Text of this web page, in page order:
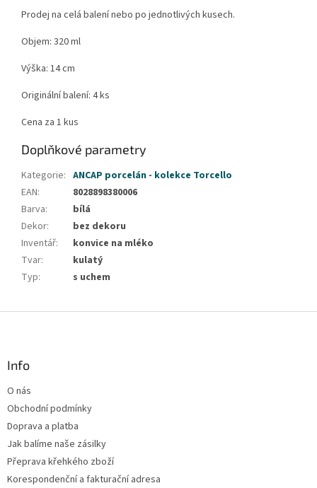
Prodej na celá balení nebo po jednotlivých kusech.
Objem: 320 ml
Výška: 14 cm
Originální balení: 4 ks
Cena za 1 kus
Doplňkové parametry
Kategorie: ANCAP porcelán - kolekce Torcello
EAN:
8028898380006
Barva:
bílá
Dekor:
bez dekoru
Inventář:
konvice na mléko
Tvar:
kulatý
Typ: s uchem
Info
O nás
Obchodní podmínky
Doprava a platba
Jak balíme naše zásilky
Přeprava křehkého zboží
Korespondenční a fakturační adresa